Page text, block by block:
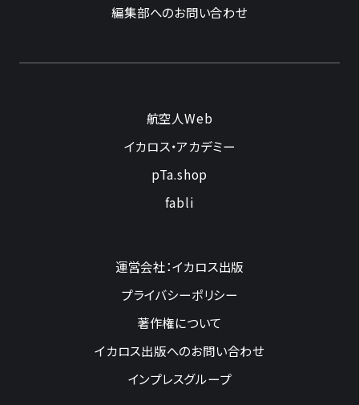
編集部へのお問い合わせ
航空人Web
イカロス・アカデミー
pTa.shop
fabli
運営会社：イカロス出版
プライバシーポリシー
著作権について
イカロス出版へのお問い合わせ
インプレスグループ